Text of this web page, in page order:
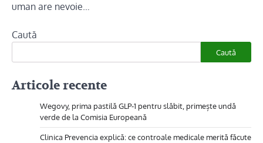
uman are nevoie…
Caută
Caută
Articole recente
Wegovy, prima pastilă GLP-1 pentru slăbit, primește undă
verde de la Comisia Europeană
Clinica Prevencia explică: ce controale medicale merită făcute